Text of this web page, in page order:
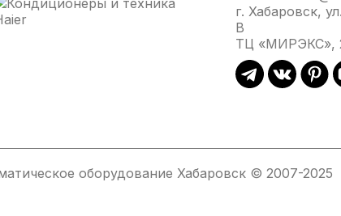
подача газа не производится
предотвращает воспламенение внутри горелки при
г. Хабаровск,
В
ТЦ «МИРЭКС»,
оборудование Хабаровск © 2007-2025